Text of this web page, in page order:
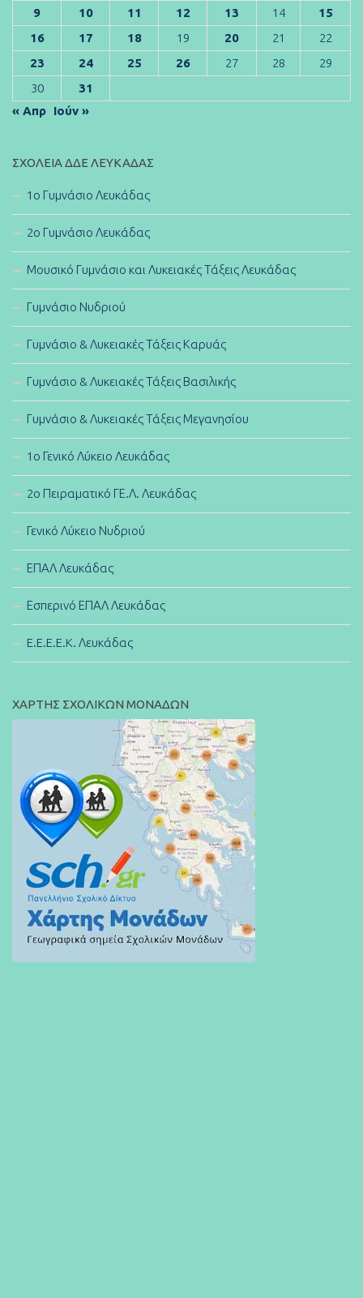
9 10 11 12 13 14
15
16
17 18 19 20 21
22
23
24 25 26 27 28
29
30
31
« Απρ Ιούν »
ΣΧΟΛΕΊΑ ΔΔΕ ΛΕΥΚΆΔΑΣ
1ο Γυμνάσιο Λευκάδας
2ο Γυμνάσιο Λευκάδας
Μουσικό Γυμνάσιο και Λυκειακές Τάξεις Λευκάδας
Γυμνάσιο Νυδριού
Γυμνάσιο & Λυκειακές Τάξεις Καρυάς
Γυμνάσιο & Λυκειακές Τάξεις Βασιλικής
Γυμνάσιο & Λυκειακές Τάξεις Μεγανησίου
1ο Γενικό Λύκειο Λευκάδας
2ο Πειραματικό ΓΕ.Λ. Λευκάδας
Γενικό Λύκειο Νυδριού
ΕΠΑΛ Λευκάδας
Εσπερινό ΕΠΑΛ Λευκάδας
E.E.E.E.K. Λευκάδας
ΧΑΡΤΗΣ ΣΧΟΛΙΚΩΝ ΜΟΝΑΔΩΝ